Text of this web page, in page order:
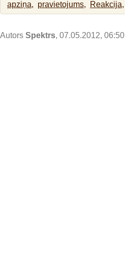
apziņa, pravietojums, Reakcija,
Autors Spektrs, 07.05.2012, 06:50